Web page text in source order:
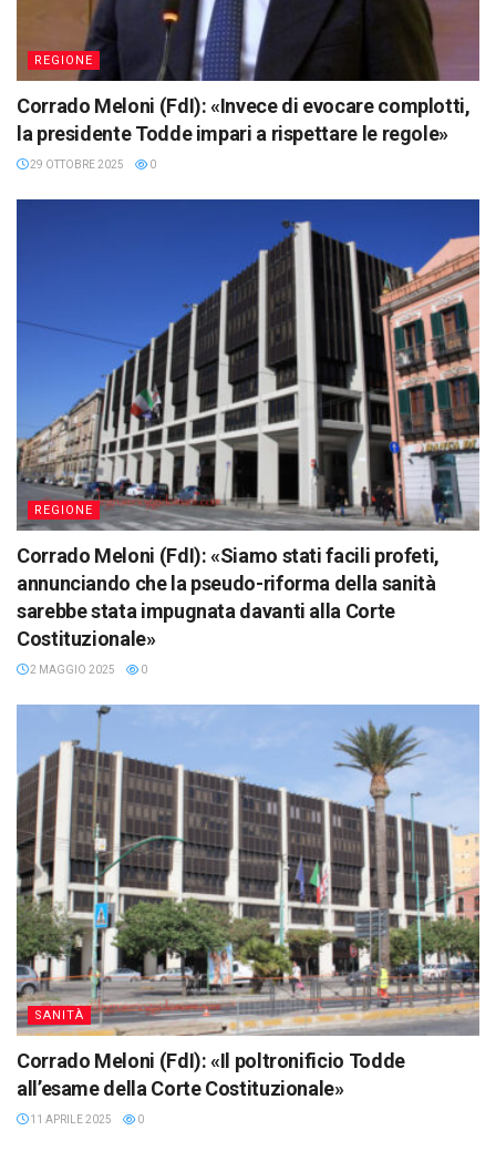
REGIONE
Corrado Meloni (FdI): «Invece di evocare complotti,
la presidente Todde impari a rispettare le regole»
29 OTTOBRE 2025 0
REGIONE
Corrado Meloni (FdI): «Siamo stati facili profeti,
annunciando che la pseudo-riforma della sanità
sarebbe stata impugnata davanti alla Corte
Costituzionale»
2 MAGGIO 2025 0
SANITÀ
Corrado Meloni (FdI): «Il poltronificio Todde
all’esame della Corte Costituzionale»
11 APRILE 2025 0